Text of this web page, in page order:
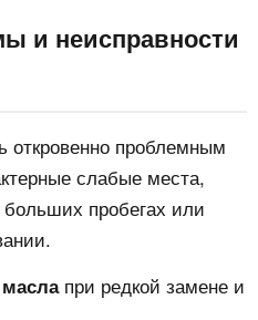
и неисправности
откровенно проблемным
слабые места,
пробегах или
при редкой замене и